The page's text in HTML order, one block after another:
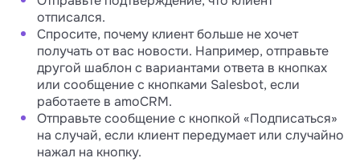
отписался.
Спросите, почему клиент больше не хочет
получать от вас новости. Например, отправьте
другой шаблон с вариантами ответа в кнопках
или сообщение с кнопками Salesbot, если
работаете в amoCRM.
Отправьте сообщение с кнопкой «Подписаться»
на случай, если клиент передумает или случайно
нажал на кнопку.